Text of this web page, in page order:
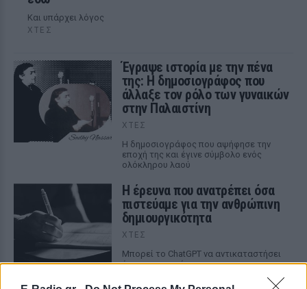
Και υπάρχει λόγος
ΧΤΕΣ
Έγραψε ιστορία με την πένα
της: Η δημοσιογράφος που
άλλαξε τον ρόλο των γυναικών
στην Παλαιστίνη
ΧΤΕΣ
Η δημοσιογράφος που αψήφησε την
εποχή της και έγινε σύμβολο ενός
ολόκληρου λαού
Η έρευνα που ανατρέπει όσα
πιστεύαμε για την ανθρώπινη
δημιουργικότητα
ΧΤΕΣ
Mπορεί το ChatGPT να αντικαταστήσει
έναν συγγραφέα;